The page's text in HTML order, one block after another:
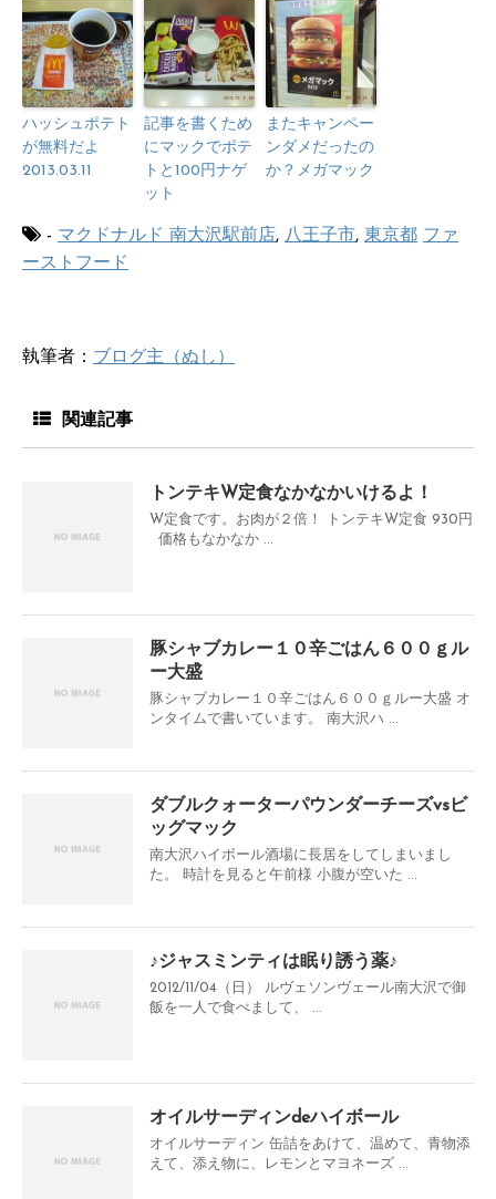
ハッシュポテト
が無料だよ
2013.03.11
記事を書くため
にマックでポテ
トと100円ナゲ
ット
またキャンペー
ンダメだったの
か？メガマック
- マクドナルド 南大沢駅前店, 八王子市, 東京都 ファ
ーストフード
執筆者： ブログ主（ぬし）
関連記事
トンテキW定食なかなかいけるよ！
W定食です。お肉が２倍！ トンテキW定食 930円
価格もなかなか ...
豚シャブカレー１０辛ごはん６００ｇル
ー大盛
豚シャブカレー１０辛ごはん６００ｇルー大盛 オ
ンタイムで書いています。 南大沢ハ ...
ダブルクォーターパウンダーチーズvsビ
ッグマック
南大沢ハイボール酒場に長居をしてしまいまし
た。 時計を見ると午前様 小腹が空いた ...
♪ジャスミンティは眠り誘う薬♪
2012/11/04（日） ルヴェソンヴェール南大沢で御
飯を一人で食べまして、 ...
オイルサーディンdeハイボール
オイルサーディン 缶詰をあけて、温めて、青物添
えて、添え物に、レモンとマヨネーズ ...